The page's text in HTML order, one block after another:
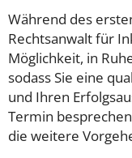
Während des
Rechtsanwalt für
Möglichkeit, in
sodass Sie eine
und Ihren
Termin
die weitere